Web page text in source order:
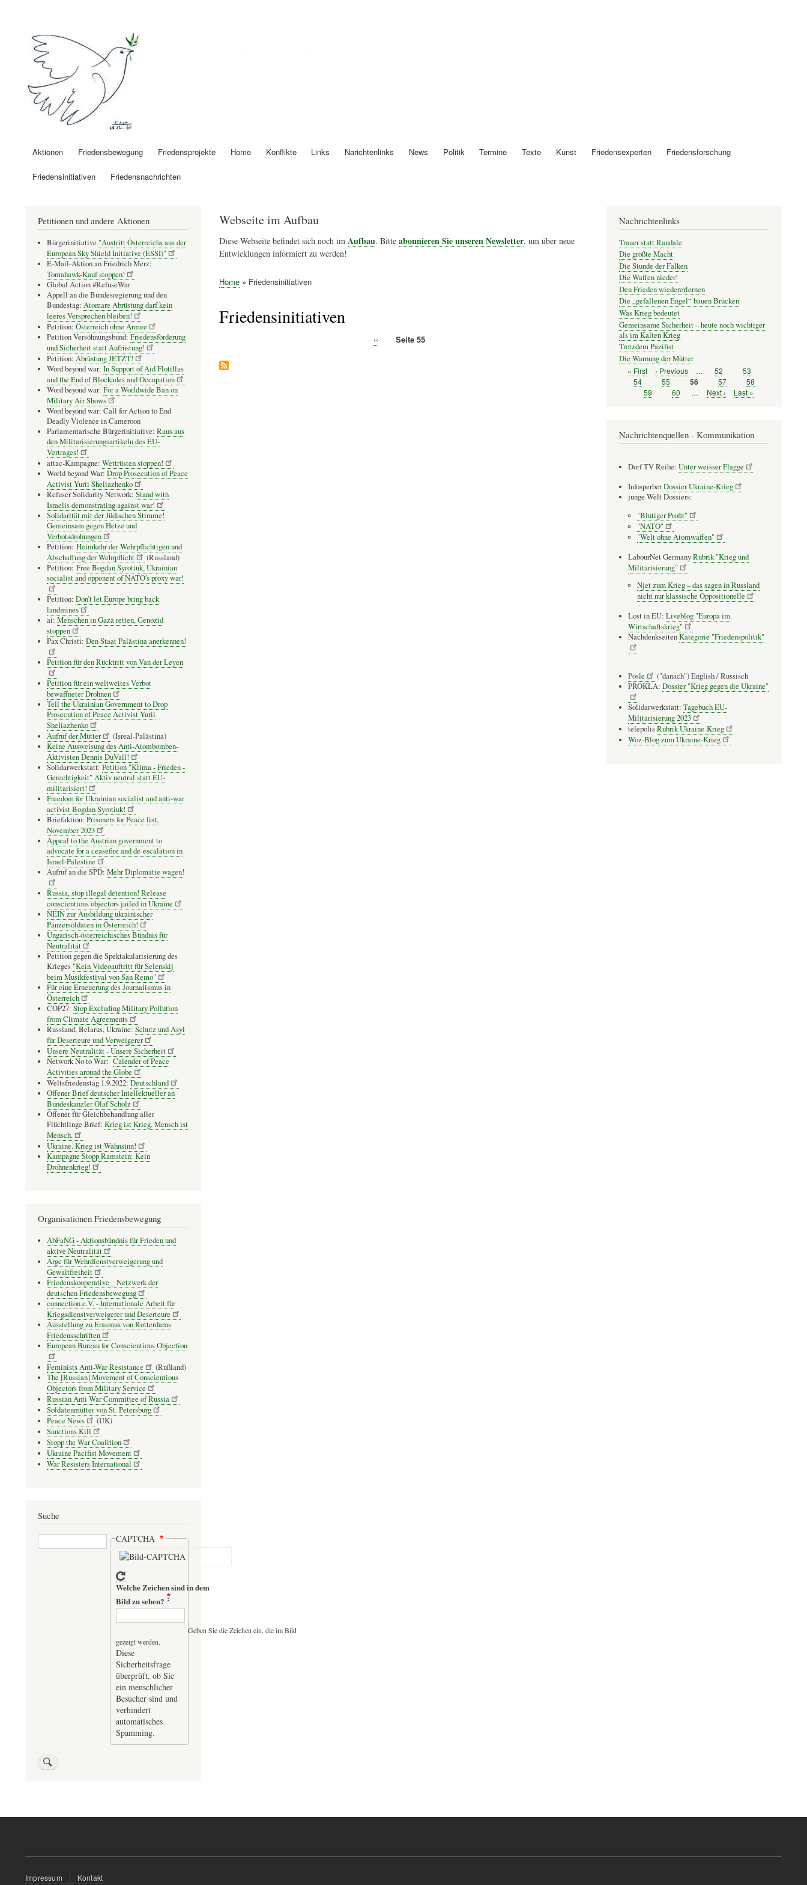
Hauptnavigation
Aktionen Friedensbewegung Friedensprojekte Home Konflikte Links Narichtenlinks News Politik Termine Texte Kunst Friedensexperten Friedensforschung
Friedensinitiativen Friedensnachrichten
Webseite im Aufbau
Diese Webseite befindet sich noch im Aufbau. Bitte abonnieren Sie unseren Newsletter, um über neue
Entwicklungen informiert zu werden!
Home Friedensinitiativen
Friedensinitiativen
Vorherige
‹‹ Seite 55
Petitionen und andere Aktionen
Bürgerinitiative "Austritt Österreichs aus der
European Sky Shield Initiative (ESSI)"
E-Mail-Aktion an Friedrich Merz:
Tomahawk-Kauf stoppen!
Global Action #RefuseWar
Appell an die Bundesregierung und den
Bundestag: Atomare Abrüstung darf kein
leeres Versprechen bleiben!
Petition: Österreich ohne Armee
Petition Versöhnungsbund: Friedensförderung
und Sicherheit statt Aufrüstung!
Petition: Abrüstung JETZT!
Word beyond war: In Support of Aid Flotillas
and the End of Blockades and Occupation
Word beyond war: For a Worldwide Ban on
Military Air Shows
Word beyond war: Call for Action to End
Deadly Violence in Cameroon
Parlamentarische Bürgerinitiative: Raus aus
den Militarisierungsartikeln des EU-
Vertrages!
attac-Kampagne: Wettrüsten stoppen!
World beyond War: Drop Prosecution of Peace
Activist Yurii Sheliazhenko
Refuser Solidarity Network: Stand with
Israelis demonstrating against war!
Solidarität mit der Jüdischen Stimme!
Gemeinsam gegen Hetze und
Verbotsdrohungen
Petition: Heimkehr der Wehrpflichtigen und
Abschaffung der Wehrpflicht
(Russland)
Petition: Free Bogdan Syrotiuk, Ukrainian
socialist and opponent of NATO's proxy war!
Petition: Don’t let Europe bring back
landmines
ai: Menschen in Gaza retten, Genozid
stoppen
Pax Christi: Den Staat Palästina anerkennen!
Petition für den Rücktritt von Van der Leyen
Petition für ein weltweites Verbot
bewaffneter Drohnen
Tell the Ukrainian Government to Drop
Prosecution of Peace Activist Yurii
Sheliazhenko
Aufruf der Mütter
(Isreal-Palästina)
Keine Ausweisung des Anti-Atombomben-
Aktivisten Dennis DuVall!
Solidarwerkstatt: Petition "Klima - Frieden -
Gerechtigkeit" Aktiv neutral statt EU-
militarisiert!
Freedom for Ukrainian socialist and anti-war
activist Bogdan Syrotiuk!
Briefaktion: Prisoners for Peace list,
November 2023
Appeal to the Austrian government to
advocate for a ceasefire and de-escalation in
Israel-Palestine
Aufruf an die SPD: Mehr Diplomatie wagen!
Russia, stop illegal detention! Release
conscientious objectors jailed in Ukraine
NEIN zur Ausbildung ukrainischer
Panzersoldaten in Österreich!
Ungarisch-österreichisches Bündnis für
Neutralität
Petition gegen die Spektakularisierung des
Krieges "Kein Videoauftritt für Selenskij
beim Musikfestival von San Remo"
Für eine Erneuerung des Journalismus in
Österreich
COP27: Stop Excluding Military Pollution
from Climate Agreements
Russland, Belarus, Ukraine: Schutz und Asyl
für Deserteure und Verweigerer
Unsere Neutralität - Unsere Sicherheit
Network No to War: Calender of Peace
Activities around the Globe
Weltsfriedenstag 1.9.2022: Deutschland
Offener Brief deutscher Intellektueller an
Bundeskanzler Olaf Scholz
Offener für Gleichbehandlung aller
Flüchtlinge Brief: Krieg ist Krieg. Mensch ist
Mensch.
Ukraine. Krieg ist Wahnsinn!
Kampagne Stopp Ramstein: Kein
Drohnenkrieg!
Organisationen Friedensbewegung
AbFaNG - Aktionsbündnis für Frieden und
aktive Neutralität
Arge für Wehrdienstverweigerung und
Gewaltfreiheit
Friedenskooperative _ Netzwerk der
deutschen Friedensbewegung
connection e.V. - Inter­na­tio­nale Arbeit für
Kriegs­dienst­ver­wei­gerer und Deser­teure
Ausstellung zu Erasmus von Rotterdams
Friedensschriften
European Bureau for Conscientious Objection
Feminists Anti-War Resistance
(Rußland)
The [Russian] Movement of Conscientious
Objectors from Military Service
Russian Anti War Committee of Russia
Soldatenmütter von St. Petersburg
Peace News
(UK)
Sanctions Kill
Stopp the War Coalition
Ukraine Pacifist Movement
War Resisters International
Suche
Suche CAPTCHA
Welche Zeichen sind in dem
Bild zu sehen?
Geben Sie die Zeichen ein, die im Bild
gezeigt werden.
Diese
Sicherheitsfrage
überprüft, ob Sie
ein menschlicher
Besucher sind und
verhindert
automatisches
Spamming.
Nachrichtenlinks
Trauer statt Randale
Die größte Macht
Die Stunde der Falken
Die Waffen nieder!
Den Frieden wiedererlernen
Die „gefallenen Engel“ bauen Brücken
Was Krieg bedeutet
Gemeinsame Sicherheit – heute noch wichtiger
als im Kalten Krieg
Trotzdem Pazifist
Die Warnung der Mütter
Seitennummerierung
Erste
Seite
« First
Vorherige
Seite
‹ Previous … Seite
52 Seite
53
Seite
54 Seite
55 Seite
56 Seite
57 Seite
58
Seite
59 Seite
60 …
Nächste
Next ›
Letzte
Last »
Nachrichtenquellen - Kommunikation
Dorf TV Reihe: Unter weisser Flagge
InfosperberDossier Ukraine-Krieg
junge Welt Dossiers:
"Blutiger Profit"
"NATO"
"Welt ohne Atomwaffen"
LabourNet GermanyRubrik "Krieg und
Militarisierung"
Njet zum Krieg – das sagen in Russland
nicht nur klassische Oppositionelle
Lost in EU: Liveblog "Europa im
Wirtschaftskrieg"
NachdenkseitenKategorie "Friedenspolitik"
Posle
("danach") English / Russisch
PROKLA: Dossier "Krieg gegen die Ukraine"
Solidarwerkstatt: Tagebuch EU-
Militarisierung 2023
telepolisRubrik Ukraine-Krieg
Woz-Blog zum Ukraine-Krieg
Fußzeilenmenü
Impressum Kontakt